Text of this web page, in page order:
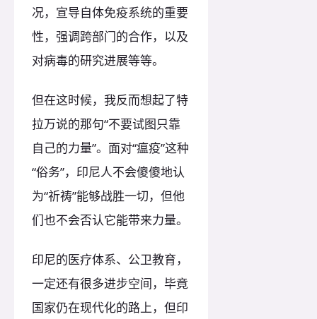
况，宣导自体免疫系统的重要
性，强调跨部门的合作，以及
对病毒的研究进展等等。
但在这时候，我反而想起了特
拉万说的那句“不要试图只靠
自己的力量”。面对“瘟疫”这种
“俗务”，印尼人不会傻傻地认
为“祈祷”能够战胜一切，但他
们也不会否认它能带来力量。
印尼的医疗体系、公卫教育，
一定还有很多进步空间，毕竟
国家仍在现代化的路上，但印